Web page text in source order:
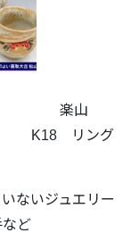
ト 楽山
リング
ないジュエリー
ど